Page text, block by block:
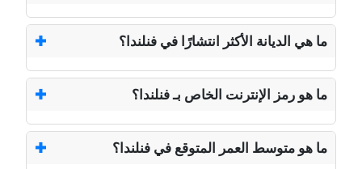
ما هي الديانة الأكثر انتشارًا في فنلندا؟
ما هو رمز الإنترنت الخاص بـ فنلندا؟
ما هو متوسط العمر المتوقع في فنلندا؟